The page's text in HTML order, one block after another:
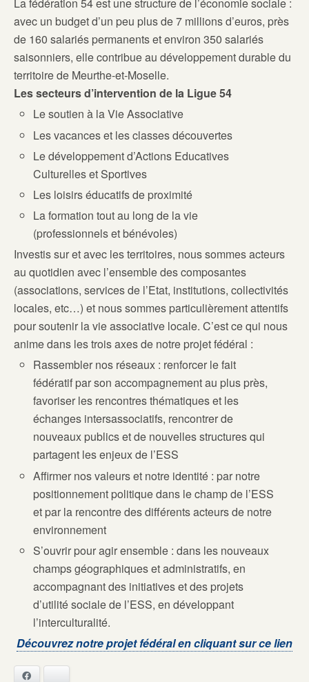
La fédération 54 est une structure de l’économie sociale :
avec un budget d’un peu plus de 7 millions d’euros, près
de 160 salariés permanents et environ 350 salariés
saisonniers, elle contribue au développement durable du
territoire de Meurthe-et-Moselle.
Les secteurs d’intervention de la Ligue 54
Le soutien à la Vie Associative
Les vacances et les classes découvertes
Le développement d’Actions Educatives
Culturelles et Sportives
Les loisirs éducatifs de proximité
La formation tout au long de la vie
(professionnels et bénévoles)
Investis sur et avec les territoires, nous sommes acteurs
au quotidien avec l’ensemble des composantes
(associations, services de l’Etat, institutions, collectivités
locales, etc…) et nous sommes particulièrement attentifs
pour soutenir la vie associative locale. C’est ce qui nous
anime dans les trois axes de notre projet fédéral :
Rassembler nos réseaux : renforcer le fait
fédératif par son accompagnement au plus près,
favoriser les rencontres thématiques et les
échanges intersassociatifs, rencontrer de
nouveaux publics et de nouvelles structures qui
partagent les enjeux de l’ESS
Affirmer nos valeurs et notre identité : par notre
positionnement politique dans le champ de l’ESS
et par la rencontre des différents acteurs de notre
environnement
S’ouvrir pour agir ensemble : dans les nouveaux
champs géographiques et administratifs, en
accompagnant des initiatives et des projets
d’utilité sociale de l’ESS, en développant
l’interculturalité.
Découvrez notre projet fédéral en cliquant sur ce lien